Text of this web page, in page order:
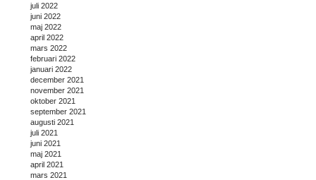
juli 2022
juni 2022
maj 2022
april 2022
mars 2022
februari 2022
januari 2022
december 2021
november 2021
oktober 2021
september 2021
augusti 2021
juli 2021
juni 2021
maj 2021
april 2021
mars 2021